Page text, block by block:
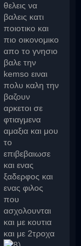
θελεις να
βαλεις κατι
ποιοτικο και
πιο οικονομικο
απο το γνησιο
βαλε την
kemso ειναι
πολυ καλη την
βαζουν
αρκετοι σε
φτιαγμενα
αμαξια και μου
το
επιβεβαιωσε
και ενας
ξαδερφος και
ενας φιλος
που
ασχολουνται
και με κουτια
και με 2τροχα